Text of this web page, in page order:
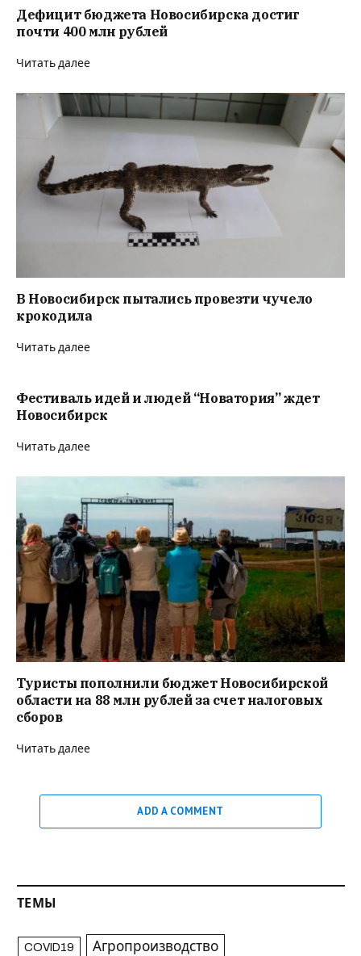
Дефицит бюджета Новосибирска достиг
почти 400 млн рублей
Читать далее
В Новосибирск пытались провезти чучело
крокодила
Читать далее
Фестиваль идей и людей “Новатория” ждет
Новосибирск
Читать далее
Туристы пополнили бюджет Новосибирской
области на 88 млн рублей за счет налоговых
сборов
Читать далее
ADD A COMMENT
ТЕМЫ
COVID19 Агропроизводство